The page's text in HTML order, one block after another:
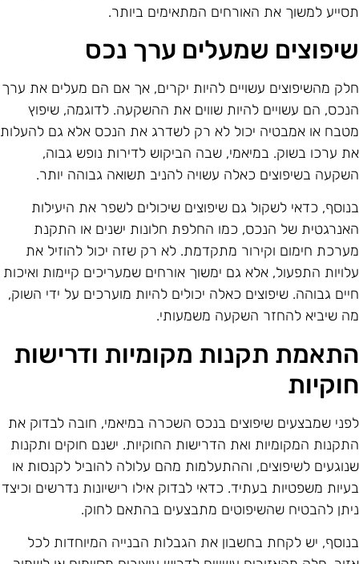
למשוך את האורחים המתאימים ביותר.
שמעלים ערך נכס
מהשיפוצים עשויים להיות יקרים, אך אם הם מעלים את ערך
הם עשויים להיות שווים את ההשקעה. לדוגמה, שיפוץ
או אמבטיה יכול לא רק לשדרג את הנכס אלא גם להעלות
ערכו בשוק. במיאמי, שבה הביקוש לדירות נופש גבוה,
בשיפוצים כאלה עשויה להניב תשואה גבוהה יותר.
כדאי לשקול גם שיפוצים שיכולים לשפר את היעילות
של הנכס, כמו החלפת חלונות ישנים או התקנת
חימום וקירור מתקדמת. לא רק שזה יכול להוזיל את
התפעול, אלא גם ימשוך אורחים שמעריכים קיימות ואיכות
גבוהה. שיפוצים כאלה יכולים להיות מוערכים על ידי השוק,
שיביא להחזר השקעה משמעותי.
תקנות מקומיות ודרישות
שמבצעים שיפוצים בנכס השכרה במיאמי, חובה לבדוק את
המקומיות ואת הדרישות החוקיות. ישנם חוקים ותקנות
לשיפוצים, וההתעלמות מהם עלולה להוביל לקנסות או
משפטיות בעתיד. כדאי לבדוק אילו רישיונות נדרשים וכיצד
להבטיח שהשיפוטים מתבצעים בהתאם לחוק.
יש לקחת בחשבון את הגבלות הבנייה המיוחדות לכל